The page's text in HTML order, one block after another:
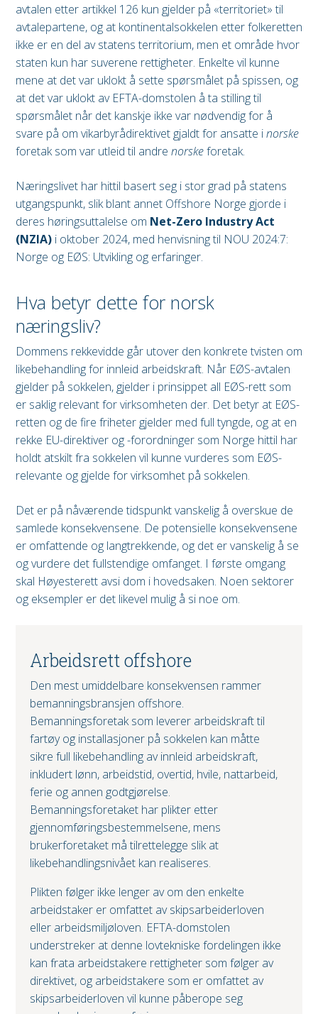
avtalen etter artikkel 126 kun gjelder på «territoriet» til
avtalepartene, og at kontinentalsokkelen etter folkeretten
ikke er en del av statens territorium, men et område hvor
staten kun har suverene rettigheter. Enkelte vil kunne
mene at det var uklokt å sette spørsmålet på spissen, og
at det var uklokt av EFTA-domstolen å ta stilling til
spørsmålet når det kanskje ikke var nødvendig for å
svare på om vikarbyrådirektivet gjaldt for ansatte inorske
foretak som var utleid til andre norskeforetak.
Næringslivet har hittil basert seg i stor grad på statens
utgangspunkt, slik blant annet Offshore Norge gjorde i
deres høringsuttalelse om Net-Zero Industry Act
(NZIA) i oktober 2024, med henvisning til NOU 2024:7:
Norge og EØS: Utvikling og erfaringer.
Hva betyr dette for norsk
næringsliv?
Dommens rekkevidde går utover den konkrete tvisten om
likebehandling for innleid arbeidskraft. Når EØS-avtalen
gjelder på sokkelen, gjelder i prinsippet all EØS-rett som
er saklig relevant for virksomheten der. Det betyr at EØS-
retten og de fire friheter gjelder med full tyngde, og at en
rekke EU-direktiver og -forordninger som Norge hittil har
holdt atskilt fra sokkelen vil kunne vurderes som EØS-
relevante og gjelde for virksomhet på sokkelen.
Det er på nåværende tidspunkt vanskelig å overskue de
samlede konsekvensene. De potensielle konsekvensene
er omfattende og langtrekkende, og det er vanskelig å se
og vurdere det fullstendige omfanget. I første omgang
skal Høyesterett avsi dom i hovedsaken. Noen sektorer
og eksempler er det likevel mulig å si noe om.
Arbeidsrett offshore
Den mest umiddelbare konsekvensen rammer
bemanningsbransjen offshore.
Bemanningsforetak som leverer arbeidskraft til
fartøy og installasjoner på sokkelen kan måtte
sikre full likebehandling av innleid arbeidskraft,
inkludert lønn, arbeidstid, overtid, hvile, nattarbeid,
ferie og annen godtgjørelse.
Bemanningsforetaket har plikter etter
gjennomføringsbestemmelsene, mens
brukerforetaket må tilrettelegge slik at
likebehandlingsnivået kan realiseres.
Plikten følger ikke lenger av om den enkelte
arbeidstaker er omfattet av skipsarbeiderloven
eller arbeidsmiljøloven. EFTA-domstolen
understreker at denne lovtekniske fordelingen ikke
kan frata arbeidstakere rettigheter som følger av
direktivet, og arbeidstakere som er omfattet av
skipsarbeiderloven vil kunne påberope seg